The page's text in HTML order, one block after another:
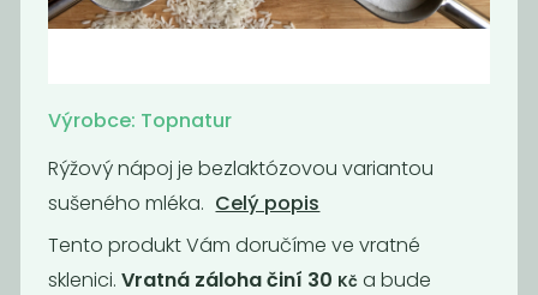
Ovesné vločky
Ovesné vločky
Výrobce: Topnatur
Rýžový nápoj je bezlaktózovou variantou
sušeného mléka. Celý popis
Tento produkt Vám doručíme ve vratné
sklenici. Vratná záloha činí 30 Kč a bude